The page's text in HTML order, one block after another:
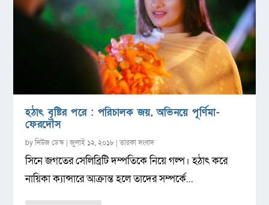
হঠাৎ বৃষ্টির পরে : পরিচালক জয়, অভিনয়ে পূর্ণিমা-
ফেরদৌস
byনিউজ ডেস্ক |জুলাই ১২, ২০১৮ |তারকা সংবাদ
সিনে জগতের সেলিব্রিটি দম্পতিকে নিয়ে গল্প। হঠাৎ করে
নায়িকা ক্যান্সারে আক্রান্ত হলে তাদের সম্পর্কে...